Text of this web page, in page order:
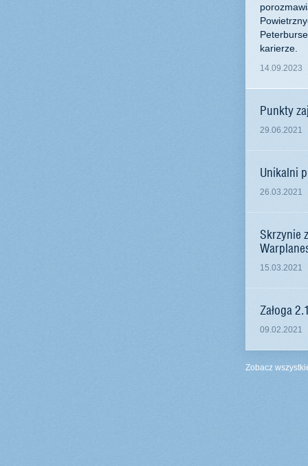
karierze.
14.09.2023
Punkty
29.06.2021
Unikalni
26.03.2021
Skrzynie
15.03.2021
Załoga
09.02.2021
Zobacz